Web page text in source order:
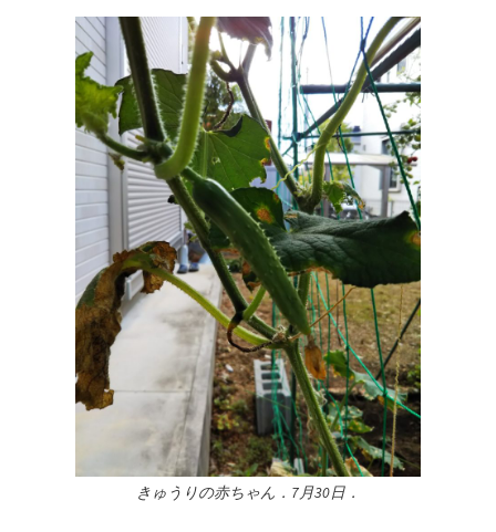
きゅうりの赤ちゃん．7月30日．